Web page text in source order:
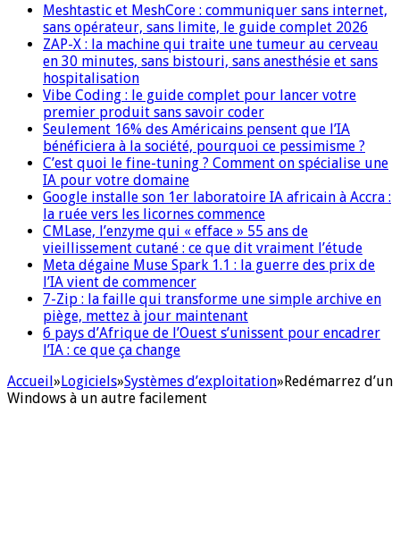
Meshtastic et MeshCore : communiquer sans internet,
sans opérateur, sans limite, le guide complet 2026
ZAP-X : la machine qui traite une tumeur au cerveau
en 30 minutes, sans bistouri, sans anesthésie et sans
hospitalisation
Vibe Coding : le guide complet pour lancer votre
premier produit sans savoir coder
Seulement 16% des Américains pensent que l’IA
bénéficiera à la société, pourquoi ce pessimisme ?
C’est quoi le fine-tuning ? Comment on spécialise une
IA pour votre domaine
Google installe son 1er laboratoire IA africain à Accra :
la ruée vers les licornes commence
CMLase, l’enzyme qui « efface » 55 ans de
vieillissement cutané : ce que dit vraiment l’étude
Meta dégaine Muse Spark 1.1 : la guerre des prix de
l’IA vient de commencer
7-Zip : la faille qui transforme une simple archive en
piège, mettez à jour maintenant
6 pays d’Afrique de l’Ouest s’unissent pour encadrer
l’IA : ce que ça change
Accueil»Logiciels»Systèmes d’exploitation»Redémarrez d’un
Windows à un autre facilement